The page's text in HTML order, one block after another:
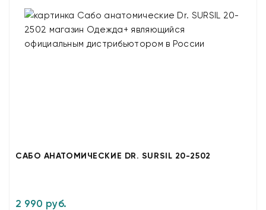
САБО АНАТОМИЧЕСКИЕ DR. SURSIL 20-2502
2 990 руб.